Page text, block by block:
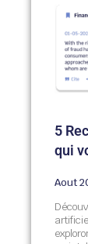
5
qui
Aout